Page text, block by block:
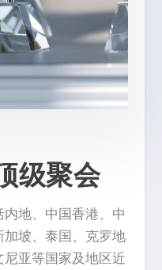
级聚会
地、中国香港、中
坡、泰国、克罗地
亚等国家及地区近